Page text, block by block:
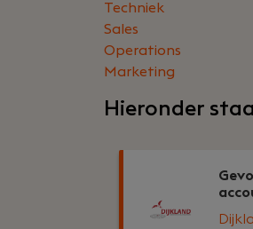
Techniek
Sales
Operations
Marketing
Hieronder